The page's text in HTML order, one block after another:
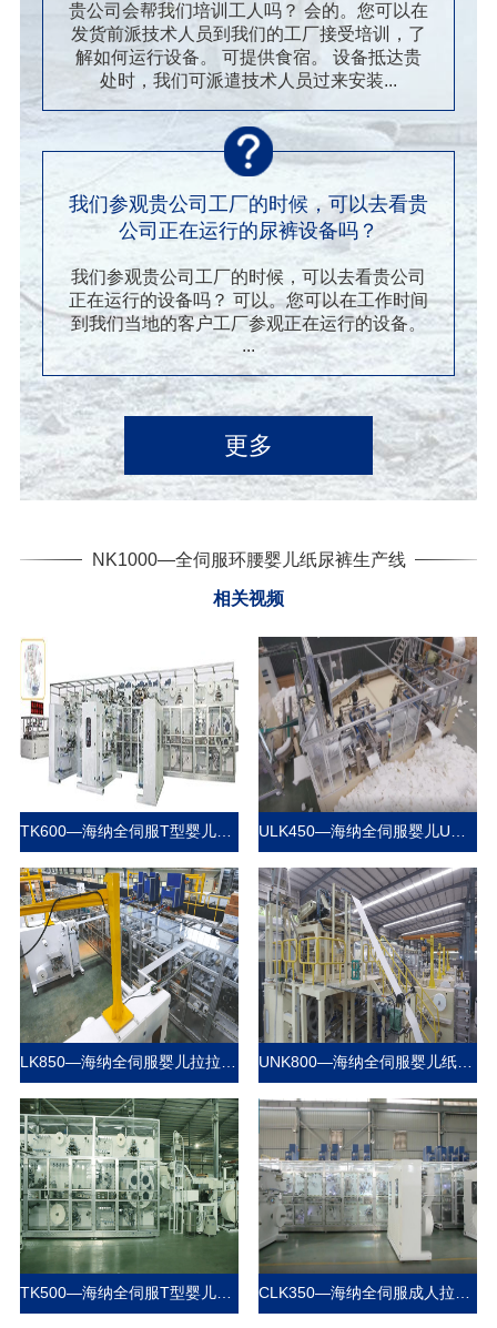
贵公司会帮我们培训工人吗？ 会的。您可以在
发货前派技术人员到我们的工厂接受培训，了
解如何运行设备。 可提供食宿。 设备抵达贵
处时，我们可派遣技术人员过来安装...
我们参观贵公司工厂的时候，可以去看贵
公司正在运行的尿裤设备吗？
我们参观贵公司工厂的时候，可以去看贵公司
正在运行的设备吗？ 可以。您可以在工作时间
到我们当地的客户工厂参观正在运行的设备。
...
更多
NK1000—全伺服环腰婴儿纸尿裤生产线
相关视频
TK600—海纳全伺服T型婴儿纸尿裤生产设备
UNK800—海纳全伺服婴儿纸尿裤生产线
TK500—海纳全伺服T型婴儿纸尿裤生产线